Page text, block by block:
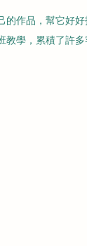
的作品，幫它好
教學，累積了許多